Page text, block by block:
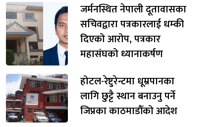
जर्मनस्थित नेपाली दूतावासका
सचिवद्वारा पत्रकारलाई धम्की
दिएको आरोप, पत्रकार
महासंघको ध्यानाकर्षण
होटल-रेष्टुरेन्टमा धूम्रपानका
लागि छुट्टै स्थान बनाउनु पर्ने
जिप्रका काठमाडौँको आदेश